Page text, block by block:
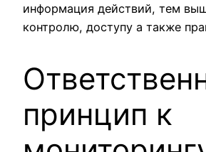
информация действий, тем
контролю, доступу а также
принцип к